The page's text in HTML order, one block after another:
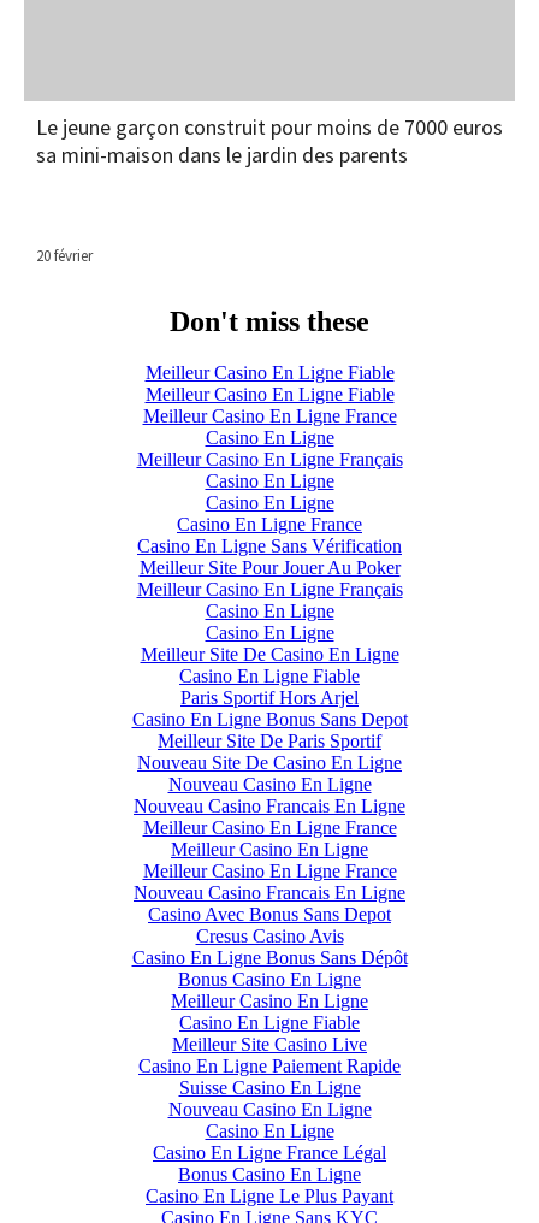
Le jeune garçon construit pour moins de 7000 euros
sa mini-maison dans le jardin des parents
20 février
Don't miss these
Meilleur Casino En Ligne Fiable
Meilleur Casino En Ligne Fiable
Meilleur Casino En Ligne France
Casino En Ligne
Meilleur Casino En Ligne Français
Casino En Ligne
Casino En Ligne
Casino En Ligne France
Casino En Ligne Sans Vérification
Meilleur Site Pour Jouer Au Poker
Meilleur Casino En Ligne Français
Casino En Ligne
Casino En Ligne
Meilleur Site De Casino En Ligne
Casino En Ligne Fiable
Paris Sportif Hors Arjel
Casino En Ligne Bonus Sans Depot
Meilleur Site De Paris Sportif
Nouveau Site De Casino En Ligne
Nouveau Casino En Ligne
Nouveau Casino Francais En Ligne
Meilleur Casino En Ligne France
Meilleur Casino En Ligne
Meilleur Casino En Ligne France
Nouveau Casino Francais En Ligne
Casino Avec Bonus Sans Depot
Cresus Casino Avis
Casino En Ligne Bonus Sans Dépôt
Bonus Casino En Ligne
Meilleur Casino En Ligne
Casino En Ligne Fiable
Meilleur Site Casino Live
Casino En Ligne Paiement Rapide
Suisse Casino En Ligne
Nouveau Casino En Ligne
Casino En Ligne
Casino En Ligne France Légal
Bonus Casino En Ligne
Casino En Ligne Le Plus Payant
Casino En Ligne Sans KYC